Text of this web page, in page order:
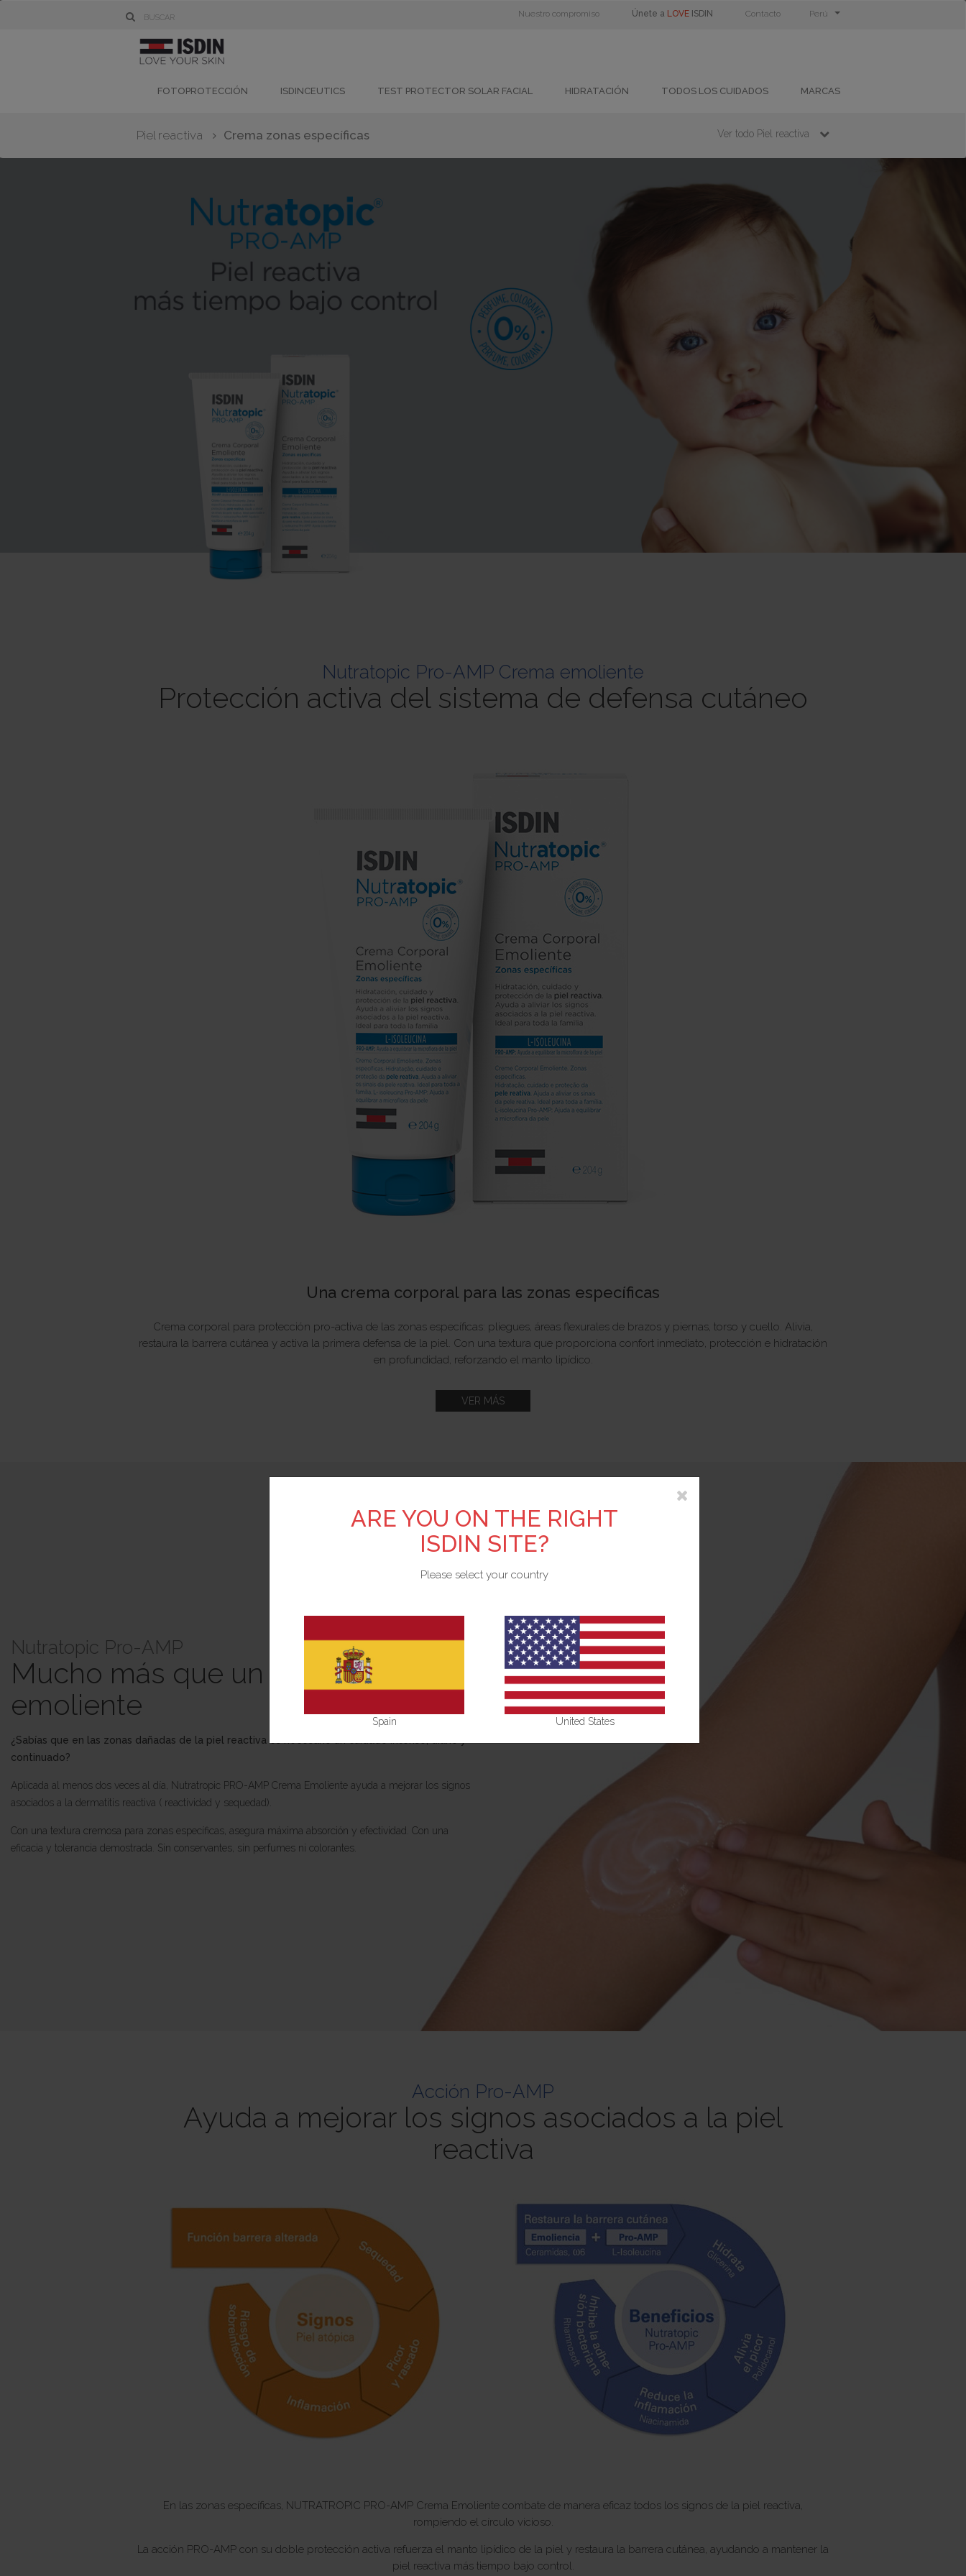
Nuestro compromiso Únete a LOVEISDIN Contacto Perú
FOTOPROTECCIÓN ISDINCEUTICS TEST PROTECTOR SOLAR FACIAL HIDRATACIÓN TODOS LOS CUIDADOS MARCAS
Piel reactiva Crema zonas específicas Ver todo Piel reactiva
Nutratopic Pro-AMP Crema emoliente
Protección activa del sistema de defensa cutáneo
Una crema corporal para las zonas específicas
Crema corporal para protección pro-activa de las zonas específicas: pliegues, áreas flexurales de brazos y piernas, torso y cuello. Alivia,
restaura la barrera cutánea y activa la primera defensa de la piel. Con una textura que proporciona confort inmediato, protección e hidratación
en profundidad, reforzando el manto lipídico.
VER MÁS
Nutratopic Pro-AMP
Mucho más que un simple
emoliente
¿Sabías que en las zonas dañadas de la piel reactiva es necesario un cuidado intenso, diario y
continuado?
Aplicada al menos dos veces al día, Nutratropic PRO-AMP Crema Emoliente ayuda a mejorar los signos
asociados a la dermatitis reactiva ( reactividad y sequedad).
Con una textura cremosa para zonas específicas, asegura máxima absorción y efectividad. Con una
eficacia y tolerancia demostrada. Sin conservantes, sin perfumes ni colorantes.
Acción Pro-AMP
Ayuda a mejorar los signos asociados a la piel
reactiva
En las zonas específicas, NUTRATROPIC PRO-AMP Crema Emoliente combate de manera eficaz todos los signos de la piel reactiva,
rompiendo el círculo vicioso.
La acción PRO-AMP con su doble protección activa refuerza el manto lipídico de la piel y restaura la barrera cutánea, ayudando a mantener la
piel reactiva más tiempo bajo control.
ARE YOU ON THE RIGHT
ISDIN SITE?
Please select your country
Spain United States